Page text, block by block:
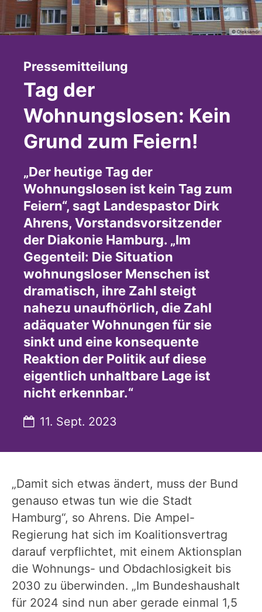
© Oleksandr
Pressemitteilung
Tag der
Wohnungslosen: Kein
Grund zum Feiern!
„Der heutige Tag der
Wohnungslosen ist kein Tag zum
Feiern“, sagt Landespastor Dirk
Ahrens, Vorstandsvorsitzender
der Diakonie Hamburg. „Im
Gegenteil: Die Situation
wohnungsloser Menschen ist
dramatisch, ihre Zahl steigt
nahezu unaufhörlich, die Zahl
adäquater Wohnungen für sie
sinkt und eine konsequente
Reaktion der Politik auf diese
eigentlich unhaltbare Lage ist
nicht erkennbar.“
Datum:
11. Sept. 2023
„Damit sich etwas ändert, muss der Bund
genauso etwas tun wie die Stadt
Hamburg“, so Ahrens. Die Ampel-
Regierung hat sich im Koalitionsvertrag
darauf verpflichtet, mit einem Aktionsplan
die Wohnungs- und Obdachlosigkeit bis
2030 zu überwinden. „Im Bundeshaushalt
für 2024 sind nun aber gerade einmal 1,5